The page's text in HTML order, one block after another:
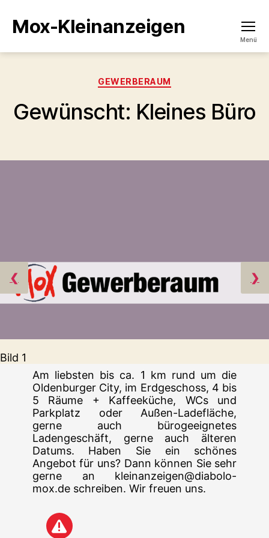
Mox-Kleinanzeigen
Menü
Kategorien
GEWERBERAUM
Gewünscht: Kleines Büro
Bild 1
❯
❮
Am liebsten bis ca. 1 km rund um die
Oldenburger City, im Erdgeschoss, 4 bis
5 Räume + Kaffeeküche, WCs und
Parkplatz oder Außen-Ladefläche,
gerne auch bürogeeignetes
Ladengeschäft, gerne auch älteren
Datums. Haben Sie ein schönes
Angebot für uns? Dann können Sie sehr
gerne an kleinanzeigen@diabolo-
mox.de schreiben. Wir freuen uns.